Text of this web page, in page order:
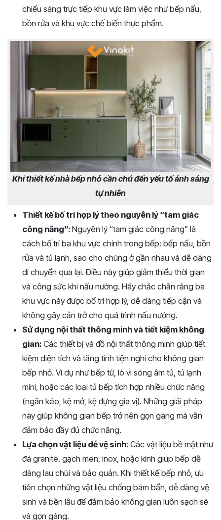
chiếu sáng trực tiếp khu vực làm việc như bếp nấu,
bồn rửa và khu vực chế biến thực phẩm.
Khi thiết kế nhà bếp nhỏ cần chú đến yếu tố ánh sáng
tự nhiên
Thiết kế bố trí hợp lý theo nguyên lý “tam giác
công năng”: Nguyên lý “tam giác công năng” là
cách bố trí ba khu vực chính trong bếp: bếp nấu, bồn
rửa và tủ lạnh, sao cho chúng ở gần nhau và dễ dàng
di chuyển qua lại. Điều này giúp giảm thiểu thời gian
và công sức khi nấu nướng. Hãy chắc chắn rằng ba
khu vực này được bố trí hợp lý, dễ dàng tiếp cận và
không gây cản trở cho quá trình nấu nướng.
Sử dụng nội thất thông minh và tiết kiệm không
gian: Các thiết bị và đồ nội thất thông minh giúp tiết
kiệm diện tích và tăng tính tiện nghi cho không gian
bếp nhỏ. Ví dụ như bếp từ, lò vi sóng âm tủ, tủ lạnh
mini, hoặc các loại tủ bếp tích hợp nhiều chức năng
(ngăn kéo, kệ mở, kệ đựng gia vị). Những giải pháp
này giúp không gian bếp trở nên gọn gàng mà vẫn
đảm bảo đầy đủ chức năng.
Lựa chọn vật liệu dễ vệ sinh: Các vật liệu bề mặt như
đá granite, gạch men, inox, hoặc kính giúp bếp dễ
dàng lau chùi và bảo quản. Khi thiết kế bếp nhỏ, ưu
tiên chọn những vật liệu chống bám bẩn, dễ dàng vệ
sinh và bền lâu để đảm bảo không gian luôn sạch sẽ
và gọn gàng.